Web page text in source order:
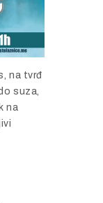
na tvrđ
suza,
na